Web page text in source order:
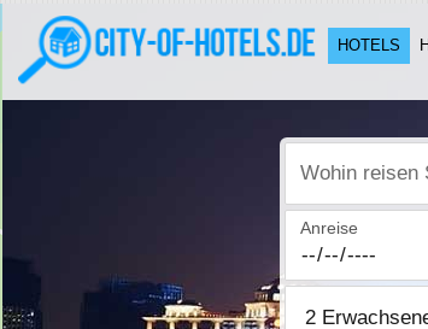
HOTELS
Wohin reisen
Anreise